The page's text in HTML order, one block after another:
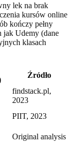
lek na brak
kursów online
kończy pełny
jak Udemy (dane
klasach
Źródło
findstack.pl,
2023
PIIT, 2023
Original analysis